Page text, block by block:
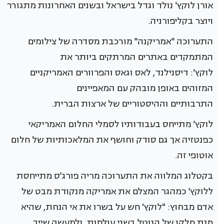
אורן לוקץ' נולד וגדל בישראל ובשנים האחרונות מתגורר
ויוצר בקליפורניה.
התערוכה "אמריקנה" מורכבת מסדרה של צילומים
המתמקדים באתרים המרתקים ביותר את
לוקץ': דיסנילנד, לאס וגאס והפרוורים האמריקניים
המזוהים באופן מובהק עם המאפיינים
התרבותיים וההיסטוריים של ארצות הברית.
לוקץ' מתייחס בעבודותיו לסמלי החלום האמריקאי
כפנטזיה אך גם סודק וחושף את המלאכותיות של חלום
אוטופי זה.
בקטלוג המלווה את התערוכה מריה פורג'ס מתייחסת
ללוקץ' כמהגר המצלם את אמריקה מנקודת מבט של
אדם מבחוץ: "לוקץ' חש על בשרו את אי הנחת, שהיא